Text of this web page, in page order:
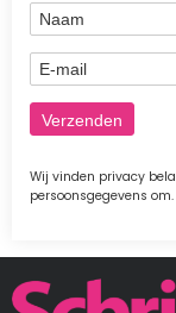
Naam
E-mail
Wij vinden privacy
persoonsgegevens
Afbeelding